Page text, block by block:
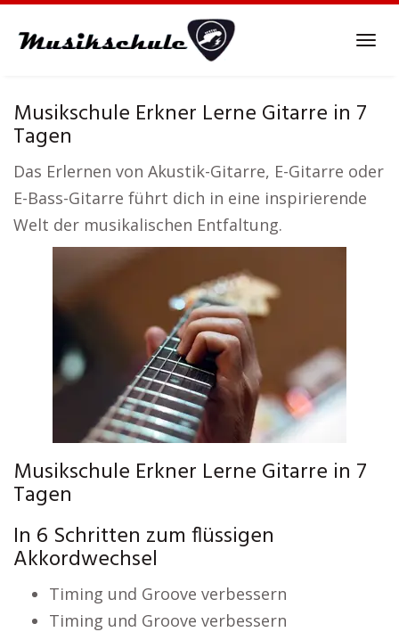
Musikschule Erkner Lerne Gitarre in 7
Tagen
Das Erlernen von Akustik-Gitarre, E-Gitarre oder
E-Bass-Gitarre führt dich in eine inspirierende
Welt der musikalischen Entfaltung.
Musikschule Erkner Lerne Gitarre in 7
Tagen
In 6 Schritten zum flüssigen
Akkordwechsel
Timing und Groove verbessern
Timing und Groove verbessern